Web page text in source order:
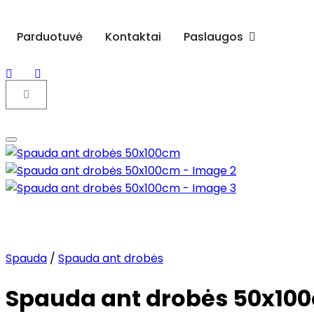
Parduotuvė Kontaktai Paslaugos
Spauda / Spauda ant drobės
Spauda ant drobės